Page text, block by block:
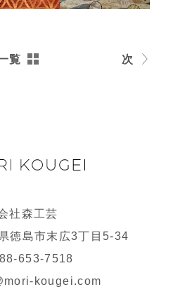
覧 次
社森工芸
徳島市末広3丁目5-34
653-7518
kougei.com